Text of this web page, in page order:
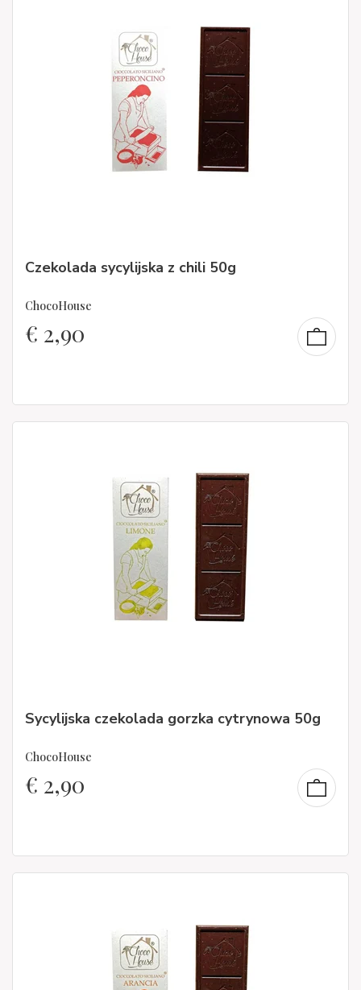
Czekolada sycylijska z chili 50g
ChocoHouse
€ 2,90
Sycylijska czekolada gorzka cytrynowa 50g
ChocoHouse
€ 2,90